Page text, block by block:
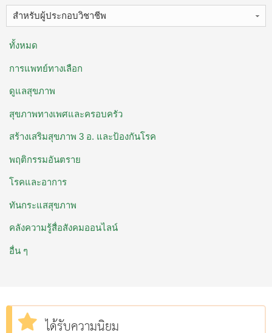
สำหรับผู้ประกอบวิชาชีพ
ทั้งหมด
การแพทย์ทางเลือก
ดูแลสุขภาพ
สุขภาพทางเพศและครอบครัว
สร้างเสริมสุขภาพ 3 อ. ​และป้องกันโรค
พฤติกรรมอันตราย
โรคและอาการ
ทันกระแสสุขภาพ
คลังความรู้สื่อสังคมออนไลน์
อื่น ๆ
ได้รับความนิยม